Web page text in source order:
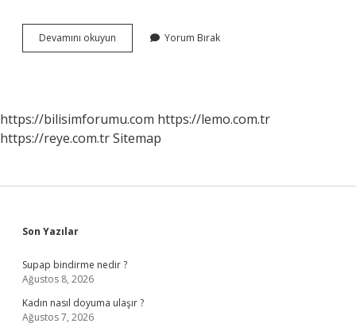
Devamını okuyun
Hangi
Yorum Bırak
https://bilisimforumu.com https://lemo.com.tr
https://reye.com.trSitemap
Sidebar
Son Yazılar
Supap bindirme nedir ?
Ağustos 8, 2026
Kadın nasıl doyuma ulaşır ?
Ağustos 7, 2026